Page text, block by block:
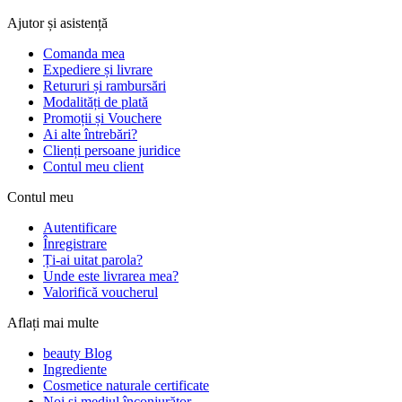
Ajutor și asistență
Comanda mea
Expediere și livrare
Retururi și rambursări
Modalități de plată
Promoții și Vouchere
Ai alte întrebări?
Clienți persoane juridice
Contul meu client
Contul meu
Autentificare
Înregistrare
Ți-ai uitat parola?
Unde este livrarea mea?
Valorifică voucherul
Aflați mai multe
beauty Blog
Ingrediente
Cosmetice naturale certificate